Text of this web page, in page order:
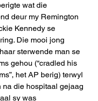
wat die
deur my Remington
Kennedy se
Die mooi jong
sterwende man se
gehou (“cradled his
het AP berig) terwyl
na die hospitaal gejaag
sy was